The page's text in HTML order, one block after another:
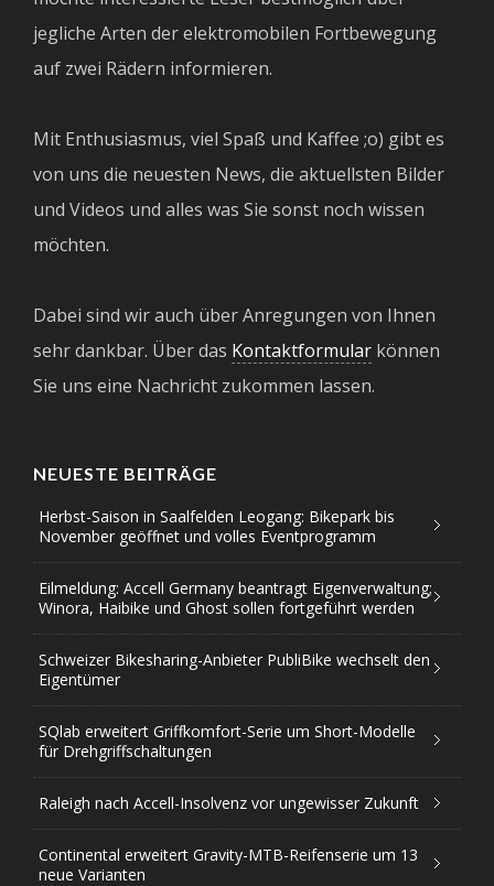
jegliche Arten der elektromobilen Fortbewegung
auf zwei Rädern informieren.
Mit Enthusiasmus, viel Spaß und Kaffee ;o) gibt es
von uns die neuesten News, die aktuellsten Bilder
und Videos und alles was Sie sonst noch wissen
möchten.
Dabei sind wir auch über Anregungen von Ihnen
sehr dankbar. Über das Kontaktformular können
Sie uns eine Nachricht zukommen lassen.
NEUESTE BEITRÄGE
Herbst-Saison in Saalfelden Leogang: Bikepark bis
November geöffnet und volles Eventprogramm
Eilmeldung: Accell Germany beantragt Eigenverwaltung;
Winora, Haibike und Ghost sollen fortgeführt werden
Schweizer Bikesharing-Anbieter PubliBike wechselt den
Eigentümer
SQlab erweitert Griffkomfort-Serie um Short-Modelle
für Drehgriffschaltungen
Raleigh nach Accell-Insolvenz vor ungewisser Zukunft
Continental erweitert Gravity-MTB-Reifenserie um 13
neue Varianten